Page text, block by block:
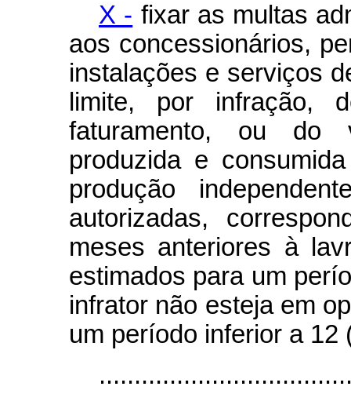
X - fixar as multas
aos concessionários,
instalações e serviços
limite, por infração,
faturamento, ou do
produzida e
produção
autorizadas,
meses anteriores à
estimados para um
infrator não esteja em
um período inferior a 12